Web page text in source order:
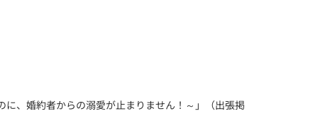
に、婚約者からの溺愛が止まりません！～」（出張掲